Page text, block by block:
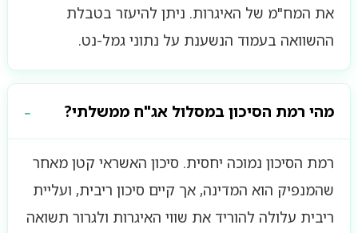
את המח"מ של האיגרות. ניתן להיעזר בטבלת
ההשוואה בעמוד הנשענת על נתוני גמל-נט.
מהי רמת הסיכון במסלול אג"ח ממשלתי?
רמת הסיכון נמוכה יחסית. סיכון האשראי קטן מאחר
שהמנפיק הוא המדינה, אך קיים סיכון ריבית, ועליית
ריבית עלולה להוריד את שווי האיגרות ולגרור תשואה